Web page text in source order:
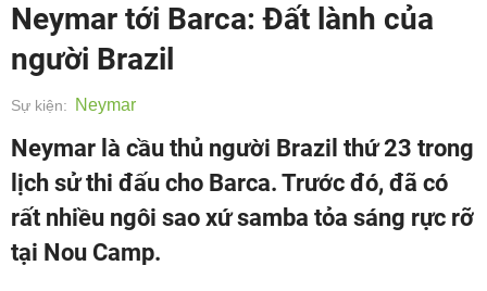
Neymar tới Barca: Đất lành của
người Brazil
Sự kiện: Neymar
Neymar là cầu thủ người Brazil thứ 23 trong
lịch sử thi đấu cho Barca. Trước đó, đã có
rất nhiều ngôi sao xứ samba tỏa sáng rực rỡ
tại Nou Camp.